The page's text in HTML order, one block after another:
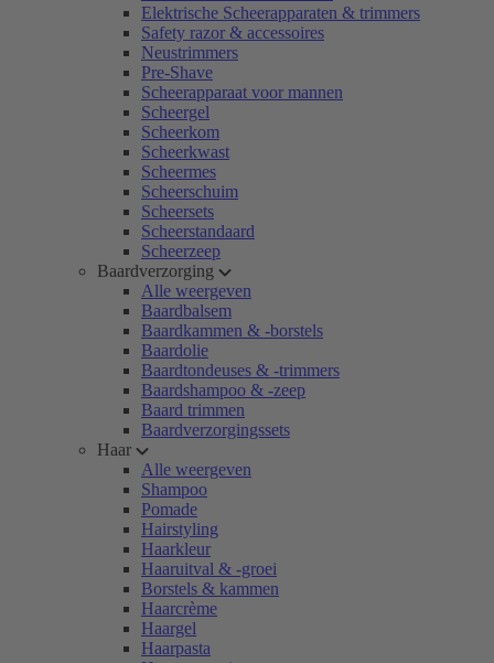
Elektrische Scheerapparaten & trimmers
Safety razor & accessoires
Neustrimmers
Pre-Shave
Scheerapparaat voor mannen
Scheergel
Scheerkom
Scheerkwast
Scheermes
Scheerschuim
Scheersets
Scheerstandaard
Scheerzeep
Baardverzorging
Alle weergeven
Baardbalsem
Baardkammen & -borstels
Baardolie
Baardtondeuses & -trimmers
Baardshampoo & -zeep
Baard trimmen
Baardverzorgingssets
Haar
Alle weergeven
Shampoo
Pomade
Hairstyling
Haarkleur
Haaruitval & -groei
Borstels & kammen
Haarcrème
Haargel
Haarpasta